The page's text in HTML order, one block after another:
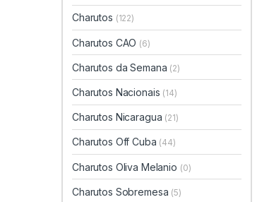
Charutos (122)
Charutos CAO (6)
Charutos da Semana (2)
Charutos Nacionais (14)
Charutos Nicaragua (21)
Charutos Off Cuba (44)
Charutos Oliva Melanio (0)
Charutos Sobremesa (5)